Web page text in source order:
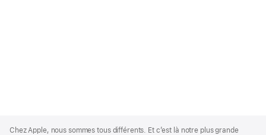
Footer
Chez Apple, nous sommes tous différents. Et c’est là notre plus grande